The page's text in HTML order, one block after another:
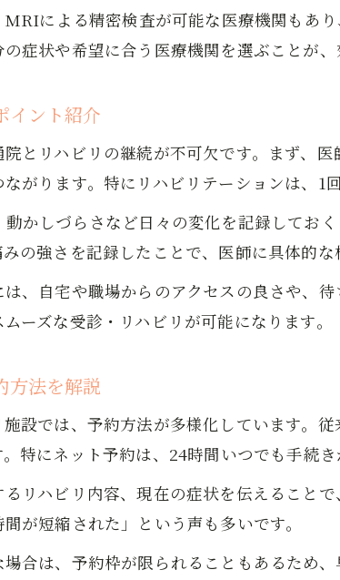
症状別に選ぶ岩国市の
ひざ痛と生活導線を考
ひざ痛を改善へ導く岩国市
岩国市ひざ痛リハビリ
リハビリ通院で得られ
岩国市で広がるひざ痛
今後の岩国市ひざ痛リ
による精密検査が可能な医療機関もあ
症状や希望に合う医療機関を選ぶことが
イント紹介
とリハビリの継続が不可欠です。まず、
がります。特にリハビリテーションは、1
かしづらさなど日々の変化を記録してお
の強さを記録したことで、医師に具体的な
、自宅や職場からのアクセスの良さや、
ーズな受診・リハビリが可能になります。
方法を解説
設では、予約方法が多様化しています。
特にネット予約は、24時間いつでも手続
リハビリ内容、現在の症状を伝えること
が短縮された」という声も多いです。
合は、予約枠が限られることもあるため